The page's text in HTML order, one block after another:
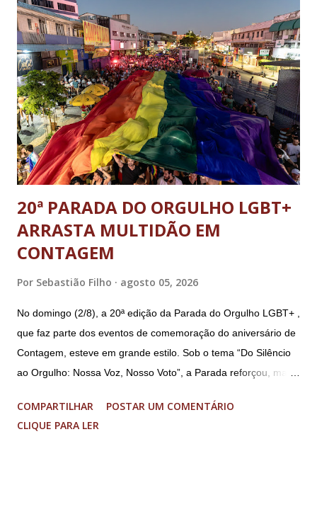
20ª PARADA DO ORGULHO LGBT+
ARRASTA MULTIDÃO EM
CONTAGEM
Por Sebastião Filho agosto 05, 2026
No domingo (2/8), a 20ª edição da Parada do Orgulho LGBT+ ,
que faz parte dos eventos de comemoração do aniversário de
Contagem, esteve em grande estilo. Sob o tema “Do Silêncio
ao Orgulho: Nossa Voz, Nosso Voto”, a Parada reforçou, mais
município. A concentração foi na Praça da Glória, que estava
preparada com um palco e contou com diversos shows,
COMPARTILHAR
POSTAR UM COMENTÁRIO
CLIQUE PARA LER